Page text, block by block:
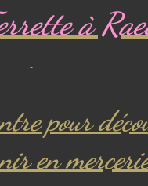
à
pour
en